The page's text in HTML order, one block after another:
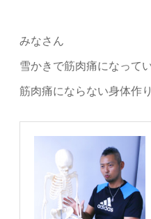
みなさん
雪かきで筋肉痛になって
筋肉痛にならない身体作